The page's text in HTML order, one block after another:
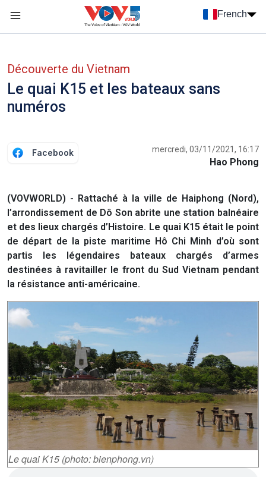
French
Découverte du Vietnam
Le quai K15 et les bateaux sans
numéros
Facebook mercredi, 03/11/2021, 16:17
Hao Phong
(VOVWORLD) - Rattaché à la ville de Haiphong (Nord),
l’arrondissement de Dô Son abrite une station balnéaire
et des lieux chargés d’Histoire. Le quai K15 était le point
de départ de la piste maritime Hô Chi Minh d’où sont
partis les légendaires bateaux chargés d’armes
destinées à ravitailler le front du Sud Vietnam pendant
la résistance anti-américaine.
Le quai K15 (photo: bienphong.vn)